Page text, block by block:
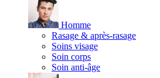
Homme
Rasage & après-rasage
Soins visage
Soin corps
Soin anti-âge